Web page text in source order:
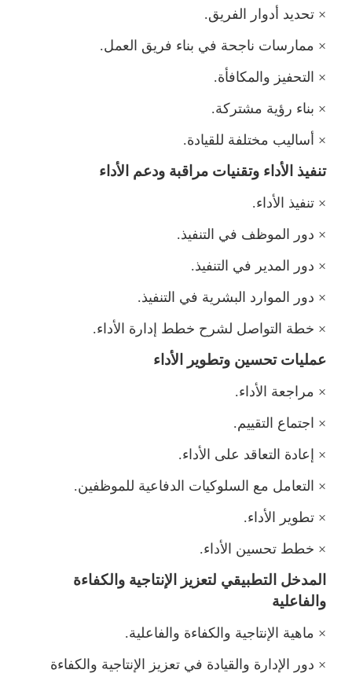
× تحديد أدوار الفريق.
× ارسات ناجحة في بناء فريق العمل.
× التحفيز والمكافأة.
× بناء رؤية مشتركة.
× أساليب مختلفة للقيادة.
تنفيذ الأداء وتقنيات مراقبة ودعم الأداء
× تنفيذ الأداء.
× دور الموظف في التنفيذ.
× دور المدير في التنفيذ.
× دور الموارد البشرية في التنفيذ.
× خطة التواصل لشرح خطط إدارة الأداء.
عمليات تحسين وتطوير الأداء
× راجعة الأداء.
× اجتماع التقييم.
×
إعادة التعاقد على الأداء.
× التعامل مع السلوكيات الدفاعية للموظفين.
× تطوير الأداء.
× خطط تحسين الأداء.
المدخل التطبيقي لتعزيز الإنتاجية والكفاءة
والفاعلية
× اهية الإنتاجية والكفاءة والفاعلية.
× دور الإدارة والقيادة في تعزيز الإنتاجية والكفاءة